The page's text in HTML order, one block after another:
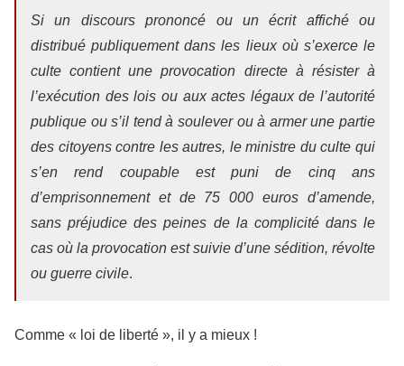
Si un discours prononcé ou un écrit affiché ou
distribué publiquement dans les lieux où s’exerce le
culte contient une provocation directe à résister à
l’exécution des lois ou aux actes légaux de l’autorité
publique ou s’il tend à soulever ou à armer une partie
des citoyens contre les autres, le ministre du culte qui
s’en rend coupable est puni de cinq ans
d’emprisonnement et de 75 000 euros d’amende,
sans préjudice des peines de la complicité dans le
cas où la provocation est suivie d’une sédition, révolte
ou guerre civile.
Comme « loi de liberté », il y a mieux !